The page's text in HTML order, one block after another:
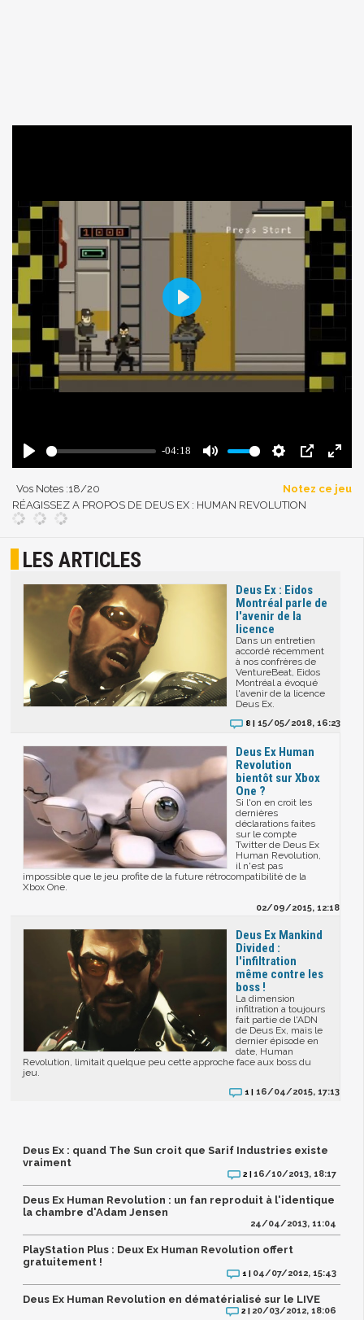
Vos Notes :18/20
Notez ce jeu
RÉAGISSEZ A PROPOS DE DEUS EX : HUMAN REVOLUTION
LES ARTICLES
Deus Ex : Eidos
Montréal parle de
l'avenir de la
licence
Dans un entretien
accordé récemment
à nos confrères de
VentureBeat, Eidos
Montréal a évoqué
l'avenir de la licence
Deus Ex.
8 | 15/05/2018, 16:23
Deus Ex Human
Revolution
bientôt sur Xbox
One ?
Si l'on en croit les
dernières
déclarations faites
sur le compte
Twitter de Deus Ex
Human Revolution,
il n'est pas
impossible que le jeu profite de la future rétrocompatibilité de la
Xbox One.
02/09/2015, 12:18
Deus Ex Mankind
Divided :
l'infiltration
même contre les
boss !
La dimension
infiltration a toujours
fait partie de l'ADN
de Deus Ex, mais le
dernier épisode en
date, Human
Revolution, limitait quelque peu cette approche face aux boss du
jeu.
1 | 16/04/2015, 17:13
Deus Ex : quand The Sun croit que Sarif Industries existe
vraiment
2 |16/10/2013, 18:17
Deus Ex Human Revolution : un fan reproduit à l'identique
la chambre d'Adam Jensen
24/04/2013, 11:04
PlayStation Plus : Deux Ex Human Revolution offert
gratuitement !
1 | 04/07/2012, 15:43
Deus Ex Human Revolution en dématérialisé sur le LIVE
2 | 20/03/2012, 18:06